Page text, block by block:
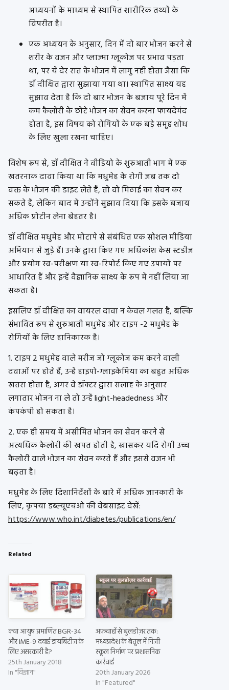
अध्ययनों के माध्यम से स्थापित शारीरिक तथ्यों के
विपरीत है।
एक अध्ययन के अनुसार, दिन में दो बार भोजन करने से
शरीर के वजन और प्लाज्मा ग्लूकोज पर प्रभाव पड़ता
था, पर ये देर रात के भोजन में लागु नहीं होता जैसा कि
डॉ दीक्षित द्वारा सुझाया गया था। स्थापित साक्ष्य यह
सुझाव देता है कि दो बार भोजन के बजाय पूरे दिन में
कम कैलोरी के छोटे भोजन का सेवन करना फायदेमंद
होता है, इस विषय को रोगियों के एक बड़े समूह शोध
के लिए खुला रखना चाहिए।
विशेष रूप से, डॉ दीक्षित ने वीडियो के शुरुआती भाग में एक
खतरनाक दावा किया था कि मधुमेह के रोगी जब तक दो
वक्त के भोजन की डाइट लेते हैं, तो वो मिठाई का सेवन कर
सकते हैं, लेकिन बाद में उन्होंने सुझाव दिया कि इसके बजाय
अधिक प्रोटीन लेना बेहतर है।
डॉ दीक्षित मधुमेह और मोटापे से संबंधित एक सोशल मीडिया
अभियान से जुड़े हैं। उनके द्वारा किए गए अधिकांश केस स्टडीज
और प्रयोग स्व-परीक्षण या स्व-रिपोर्ट किए गए उपायों पर
आधारित हैं और इन्हें वैज्ञानिक साक्ष्य के रूप में नहीं लिया जा
सकता है।
इसलिए डॉ दीक्षित का वायरल दावा न केवल गलत है, बल्कि
संभावित रूप से शुरुआती मधुमेह और टाइप -2 मधुमेह के
रोगियों के लिए हानिकारक है।
1. टाइप 2 मधुमेह वाले मरीज जो ग्लूकोज कम करने वाली
दवाओं पर होते हैं, उन्हें हाइपो-ग्लाइकेमिया का बहुत अधिक
खतरा होता है, अगर वे डॉक्टर द्वारा सलाह के अनुसार
लगातार भोजन ना ले तो उन्हें light-headedness और
कंपकंपी हो सकता है।
2. एक ही समय में असीमित भोजन का सेवन करने से
अत्यधिक कैलोरी की खपत होती है, खासकर यदि रोगी उच्च
कैलोरी वाले भोजन का सेवन करते हैं और इससे वजन भी
बढ़ता है।
मधुमेह के लिए दिशानिर्देशों के बारे में अधिक जानकारी के
लिए, कृपया डब्ल्यूएचओ की वेबसाइट देखें:
https://www.who.int/diabetes/publications/en/
Related
क्या आयुष प्रमाणित BGR-34
और IME-9 दवाई डायबिटीज के
लिए असरकारी है?
25th January 2018
In "विज्ञान"
अफ़वाहों से बुलडोज़र तक:
मध्यप्रदेश के बेतूल में निजी
स्कूल निर्माण पर प्रशासनिक
कार्रवाई
20th January 2026
In "Featured"